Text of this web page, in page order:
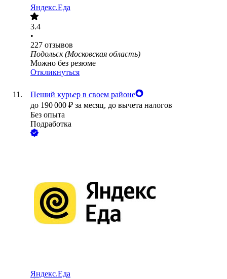
Яндекс.Еда
3.4
•
227 отзывов
Подольск (Московская область)
Можно без резюме
Откликнуться
Пеший курьер в своем районе
до 190 000 ₽ за месяц, до вычета налогов
Без опыта
Подработка
Яндекс.Еда